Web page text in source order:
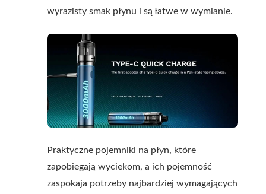
wyrazisty smak płynu i są łatwe w wymianie.
Praktyczne pojemniki na płyn, które
zapobiegają wyciekom, a ich pojemność
zaspokaja potrzeby najbardziej wymagających